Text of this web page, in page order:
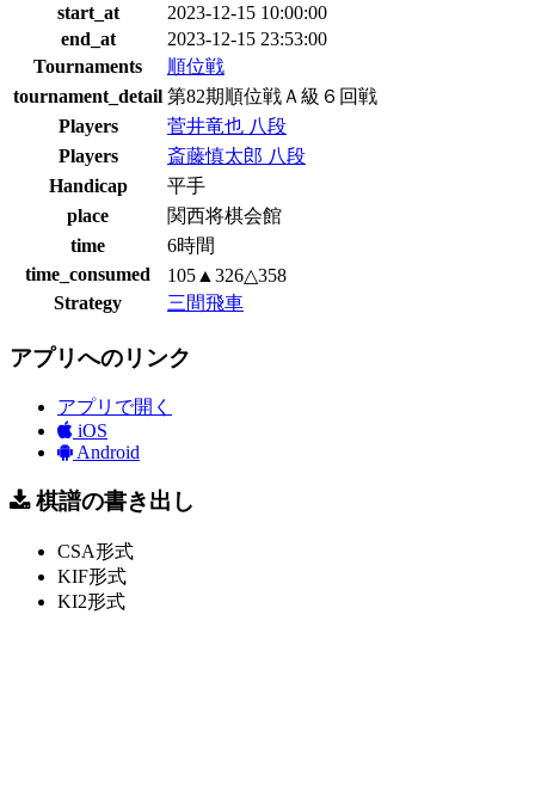
start_at
2023-12-15 10:00:00
end_at
2023-12-15 23:53:00
Tournaments
順位戦
tournament_detail 第82期順位戦Ａ級６回戦
Players
菅井竜也 八段
Players
斎藤慎太郎 八段
Handicap
平手
place
関西将棋会館
time
6時間
time_consumed
105▲326△358
Strategy
三間飛車
アプリへのリンク
アプリで開く
iOS
Android
棋譜の書き出し
CSA形式
KIF形式
KI2形式